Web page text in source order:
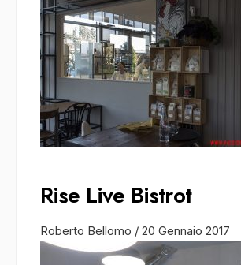
Rise Live Bistrot
Roberto Bellomo / 20 Gennaio 2017